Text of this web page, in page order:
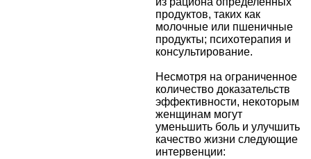
продуктов, таких как
молочные или пшеничные
продукты; психотерапия и
консультирование.
Несмотря на ограниченное
количество доказательств
эффективности, некоторым
женщинам могут
уменьшить боль и улучшить
качество жизни следующие
интервенции: